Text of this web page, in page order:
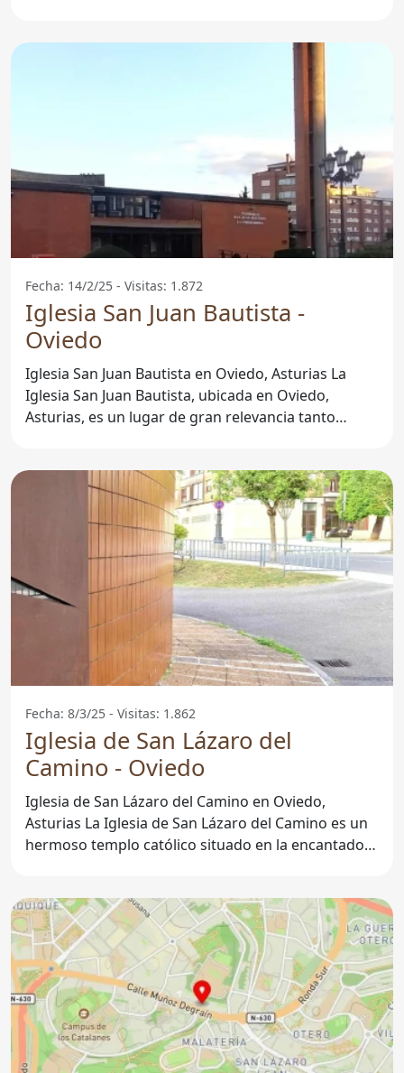
Fecha: 14/2/25 - Visitas: 1.872
Iglesia San Juan Bautista -
Oviedo
Iglesia San Juan Bautista en Oviedo, Asturias La
Iglesia San Juan Bautista, ubicada en Oviedo,
Asturias, es un lugar de gran relevancia tanto
Fecha: 8/3/25 - Visitas: 1.862
Iglesia de San Lázaro del
Camino - Oviedo
Iglesia de San Lázaro del Camino en Oviedo,
Asturias La Iglesia de San Lázaro del Camino es un
hermoso templo católico situado en la encantadora